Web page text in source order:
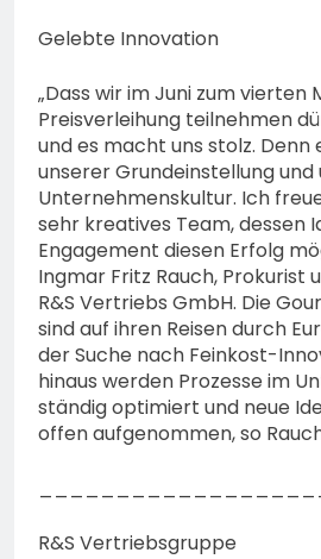
Gelebte Innovation
„Dass wir im Juni zum vierten
Preisverleihung teilnehmen
und es macht uns stolz. Denn
unserer Grundeinstellung und
Unternehmenskultur. Ich
sehr kreatives Team, dessen
Engagement diesen Erfolg
Ingmar Fritz Rauch, Prokurist
R&S Vertriebs GmbH. Die
sind auf ihren Reisen durch
der Suche nach Feinkost-
hinaus werden Prozesse im
ständig optimiert und neue
offen aufgenommen, so
R&S Vertriebsgruppe